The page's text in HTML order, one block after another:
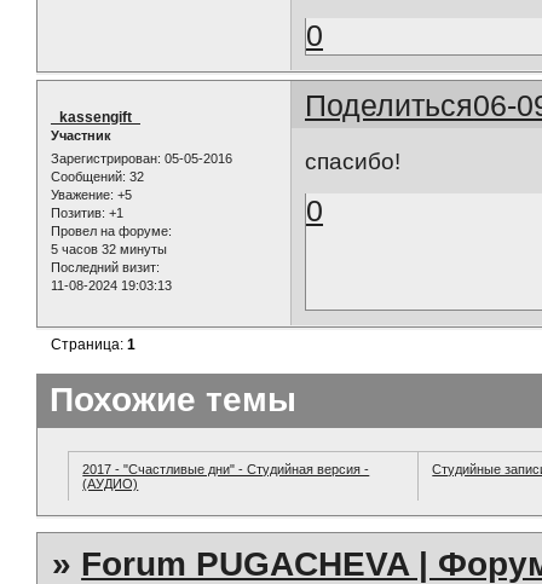
0
Поделиться06-
_kassengift_
Участник
Зарегистрирован: 05-05-2016
Сообщений: 32
Уважение: +5
Позитив: +1
Провел на форуме:
5 часов 32 минуты
Последний визит:
11-08-2024 19:03:13
спасибо!
0
Страница:1
Похожие темы
2017 - "Счастливые дни" - Студийная версия -
(АУДИО)
Студийные
» Forum PUGACHEVA |